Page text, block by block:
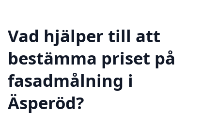
Vad hjälper till att
bestämma priset på
fasadmålning i
Äsperöd?